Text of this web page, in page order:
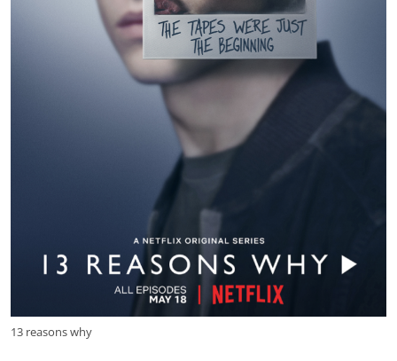
13 reasons why